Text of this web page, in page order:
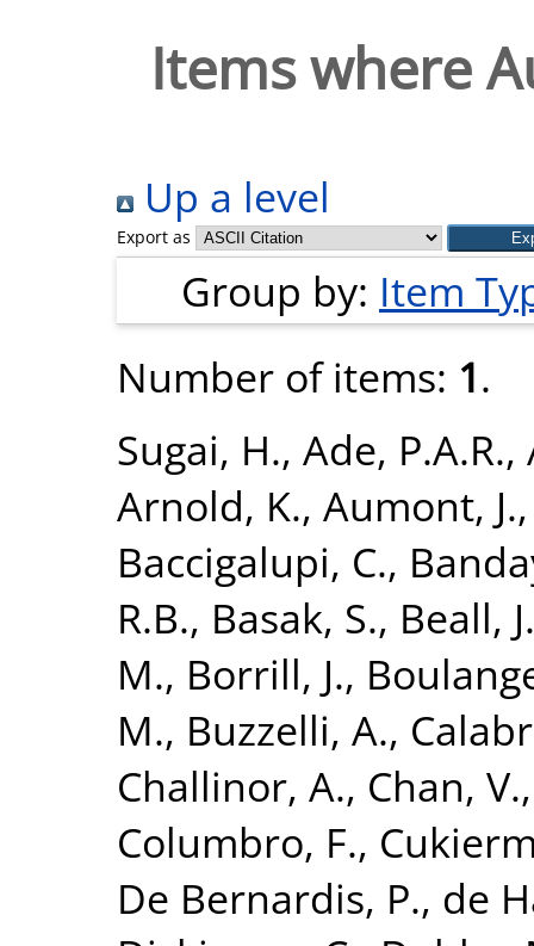
Items where
Up a level
Export as
Group by: Item
Number of items: 1.
Sugai, H., Ade, P.A.R.,
Arnold, K., Aumont, J.
Baccigalupi, C.,
R.B., Basak, S., Beall, J.
M., Borrill, J.,
M., Buzzelli, A.,
Challinor, A., Chan, V.
Columbro, F.,
De Bernardis, P., de